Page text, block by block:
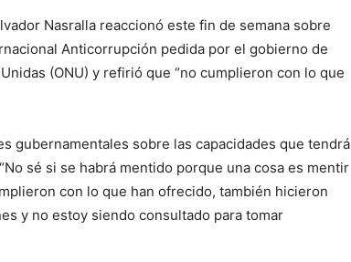
Nasralla reaccionó este fin de semana sobre
Anticorrupción pedida por el gobierno de
(ONU) y refirió que “no cumplieron con lo que
gubernamentales sobre las capacidades que tendrá
sé si se habrá mentido porque una cosa es mentir
con lo que han ofrecido, también hicieron
y no estoy siendo consultado para tomar